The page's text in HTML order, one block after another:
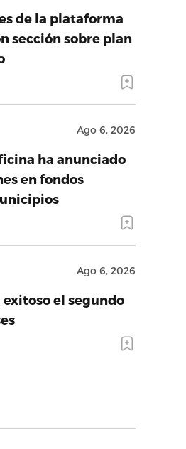
de la plataforma
sección sobre plan
Ago 6, 2026
ha anunciado
en fondos
Ago 6, 2026
el segundo